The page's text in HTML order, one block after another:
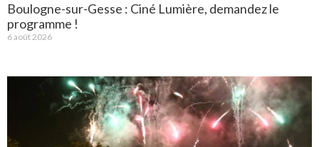
Boulogne-sur-Gesse : Ciné Lumière, demandez le
programme !
6 août 2026